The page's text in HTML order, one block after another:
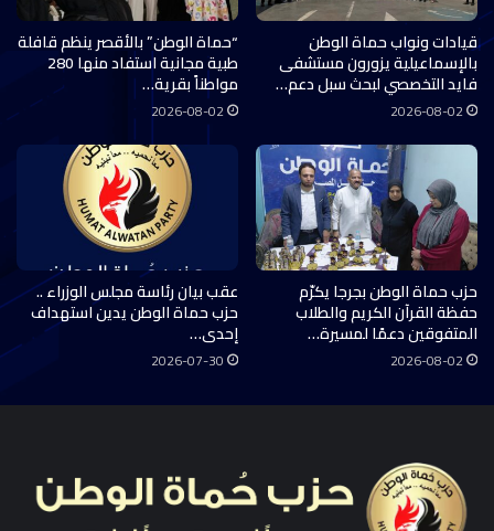
قيادات ونواب حماة الوطن
بالإسماعيلية يزورون مستشفى
فايد التخصصي لبحث سبل دعم…
2026-08-02
“حماة الوطن” بالأقصر ينظم قافلة
طبية مجانية استفاد منها 280
مواطناً بقرية…
2026-08-02
حزب حماة الوطن بجرجا يكرّم
حفظة القرآن الكريم والطلاب
المتفوقين دعمًا لمسيرة…
2026-08-02
عقب بيان رئاسة مجلس الوزراء ..
حزب حماة الوطن يدين استهداف
إحدى…
2026-07-30